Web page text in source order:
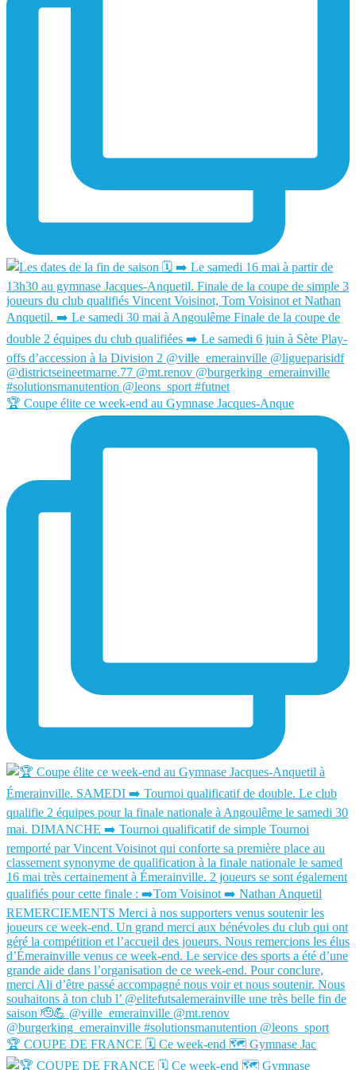
🏆 Coupe élite ce week-end au Gymnase Jacques-Anque
🏆 COUPE DE FRANCE 🗓️ Ce week-end 🗺️ Gymnase Jac